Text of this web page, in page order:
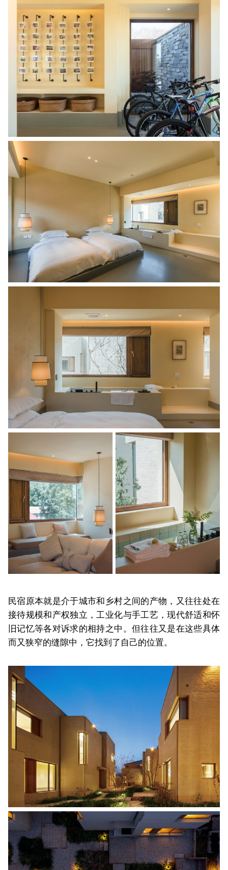
民宿原本就是介于城市和乡村之间的产物，又往往处在
接待规模和产权独立，工业化与手工艺，现代舒适和怀
旧记忆等各对诉求的相持之中。但往往又是在这些具体
而又狭窄的缝隙中，它找到了自己的位置。